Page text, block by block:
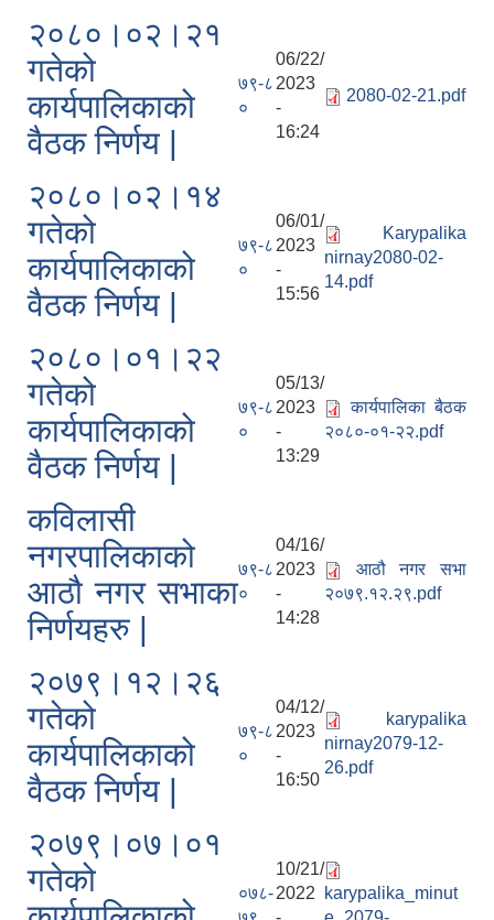
२०८०।०२।२१
गतेको
कार्यपालिकाको
वैठक निर्णय |
७९-८
०
06/22/
2023
-
16:24
2080-02-21.pdf
२०८०।०२।१४
गतेको
कार्यपालिकाको
वैठक निर्णय |
७९-८
०
06/01/
2023
-
15:56
Karypalika
nirnay2080-02-
14.pdf
२०८०।०१।२२
गतेको
कार्यपालिकाको
वैठक निर्णय |
७९-८
०
05/13/
2023
-
13:29
कार्यपालिका बैठक
२०८०-०१-२२.pdf
कविलासी
नगरपालिकाको
आठौ नगर सभाका
निर्णयहरु |
७९-८
०
04/16/
2023
-
14:28
आठौ नगर सभा
२०७९.१२.२९.pdf
२०७९।१२।२६
गतेको
कार्यपालिकाको
वैठक निर्णय |
७९-८
०
04/12/
2023
-
16:50
karypalika
nirnay2079-12-
26.pdf
२०७९।०७।०१
गतेको
०७८-
10/21/
2022
karypalika_minut